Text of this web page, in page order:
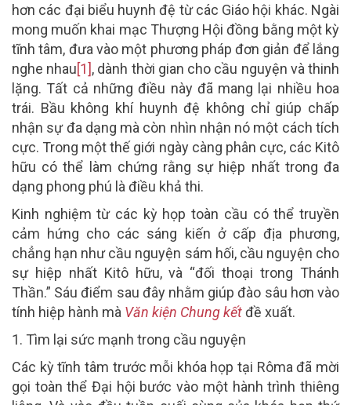
hơn các đại biểu huynh đệ từ các Giáo hội khác. Ngài
mong muốn khai mạc Thượng Hội đồng bằng một kỳ
tĩnh tâm, đưa vào một phương pháp đơn giản để lắng
nghe nhau[1], dành thời gian cho cầu nguyện và thinh
lặng. Tất cả những điều này đã mang lại nhiều hoa
trái. Bầu không khí huynh đệ không chỉ giúp chấp
nhận sự đa dạng mà còn nhìn nhận nó một cách tích
cực. Trong một thế giới ngày càng phân cực, các Kitô
hữu có thể làm chứng rằng sự hiệp nhất trong đa
dạng phong phú là điều khả thi.
Kinh nghiệm từ các kỳ họp toàn cầu có thể truyền
cảm hứng cho các sáng kiến ở cấp địa phương,
chẳng hạn như cầu nguyện sám hối, cầu nguyện cho
sự hiệp nhất Kitô hữu, và “đối thoại trong Thánh
Thần.” Sáu điểm sau đây nhằm giúp đào sâu hơn vào
tính hiệp hành mà Văn kiện Chung kếtđề xuất.
1. Tìm lại sức mạnh trong cầu nguyện
Các kỳ tĩnh tâm trước mỗi khóa họp tại Rôma đã mời
gọi toàn thể Đại hội bước vào một hành trình thiêng